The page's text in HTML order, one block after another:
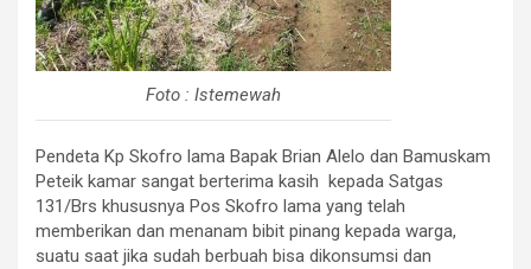
Foto : Istemewah
Pendeta Kp Skofro lama Bapak Brian Alelo dan Bamuskam
Peteik kamar sangat berterima kasih kepada Satgas
131/Brs khususnya Pos Skofro lama yang telah
memberikan dan menanam bibit pinang kepada warga,
suatu saat jika sudah berbuah bisa dikonsumsi dan